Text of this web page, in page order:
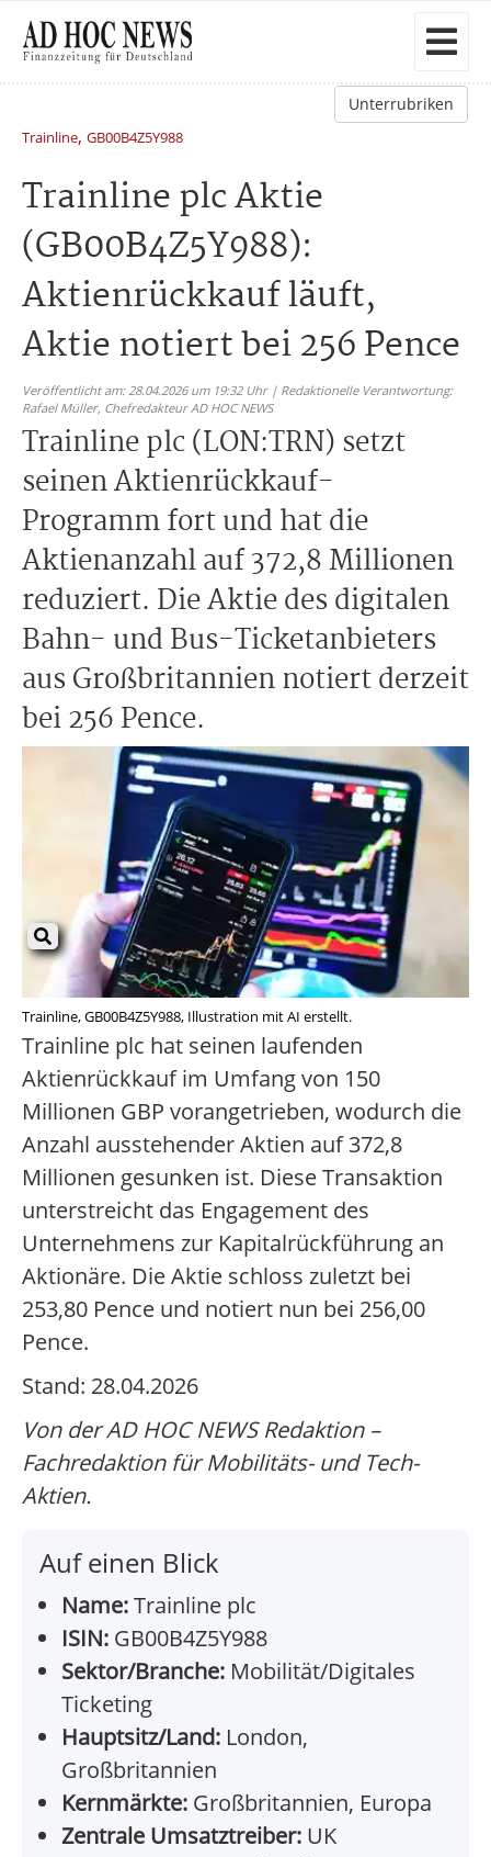
Unterrubriken
Trainline, GB00B4Z5Y988
Trainline plc Aktie
(GB00B4Z5Y988):
Aktienrückkauf läuft,
Aktie notiert bei 256 Pence
Veröffentlicht am: 28.04.2026 um 19:32 Uhr | Redaktionelle Verantwortung:
Rafael Müller, Chefredakteur AD HOC NEWS
Trainline plc (LON:TRN) setzt
seinen Aktienrückkauf-
Programm fort und hat die
Aktienanzahl auf 372,8 Millionen
reduziert. Die Aktie des digitalen
Bahn- und Bus-Ticketanbieters
aus Großbritannien notiert derzeit
bei 256 Pence.
Trainline, GB00B4Z5Y988, Illustration mit AI erstellt.
Trainline plc hat seinen laufenden
Aktienrückkauf im Umfang von 150
Millionen GBP vorangetrieben, wodurch die
Anzahl ausstehender Aktien auf 372,8
Millionen gesunken ist. Diese Transaktion
unterstreicht das Engagement des
Unternehmens zur Kapitalrückführung an
Aktionäre. Die Aktie schloss zuletzt bei
253,80 Pence und notiert nun bei 256,00
Pence.
Stand: 28.04.2026
Von der AD HOC NEWS Redaktion –
Fachredaktion für Mobilitäts- und Tech-
Aktien.
Auf einen Blick
Name:Trainline plc
ISIN: GB00B4Z5Y988
Sektor/Branche: Mobilität/Digitales
Ticketing
Hauptsitz/Land: London,
Großbritannien
Kernmärkte: Großbritannien, Europa
Zentrale Umsatztreiber: UK